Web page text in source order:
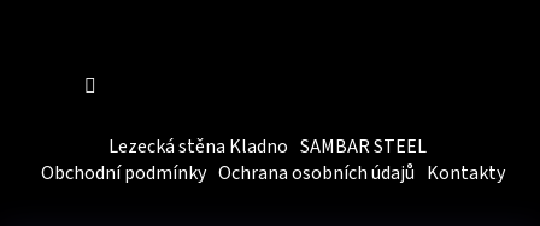
Lezecká stěna Kladno SAMBAR STEEL
Obchodní podmínky Ochrana osobních údajů Kontakty